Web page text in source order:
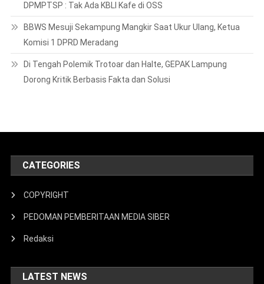
DPMPTSP : Tak Ada KBLI Kafe di OSS
BBWS Mesuji Sekampung Mangkir Saat Ukur Ulang, Ketua
Komisi 1 DPRD Meradang
Di Tengah Polemik Trotoar dan Halte, GEPAK Lampung
Dorong Kritik Berbasis Fakta dan Solusi
CATEGORIES
COPYRIGHT
PEDOMAN PEMBERITAAN MEDIA SIBER
Redaksi
LATEST NEWS